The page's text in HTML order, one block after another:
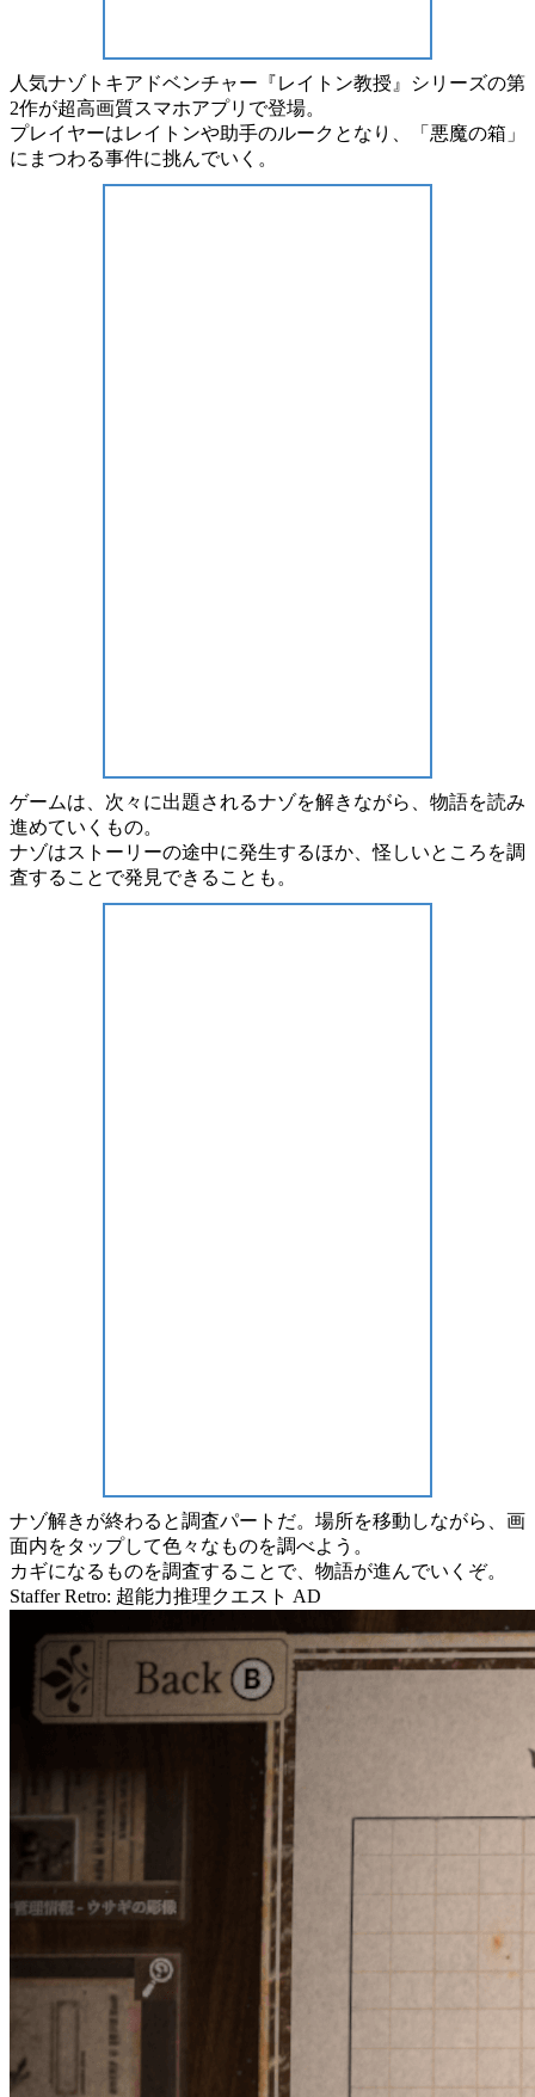
人気ナゾトキアドベンチャー 『レイトン教授』シリーズの第
2作が超高画質スマホアプリ で登場。
プレイヤーはレイトンや助手のルーク となり、
「悪魔の箱」
にまつわる事件に挑んでいく。
ゲームは、次々に出題されるナゾを解きながら、 物語を読み
進めていくもの。
ナゾはストーリーの途中に発生するほか、怪しいところを調
査することで発見できることも。
ナゾ解きが終わると調査パート だ。場所を移動 しながら、画
面内をタップして色々なものを調べよう。
カギになるものを調査することで、 物語が進んでいく ぞ。
Staffer Retro: 超能力推理クエスト AD